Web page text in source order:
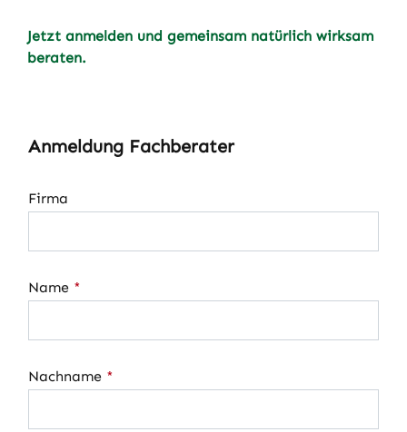
Jetzt anmelden und gemeinsam natürlich wirksam
beraten.
Anmeldung Fachberater
Firma
Name *
Nachname *